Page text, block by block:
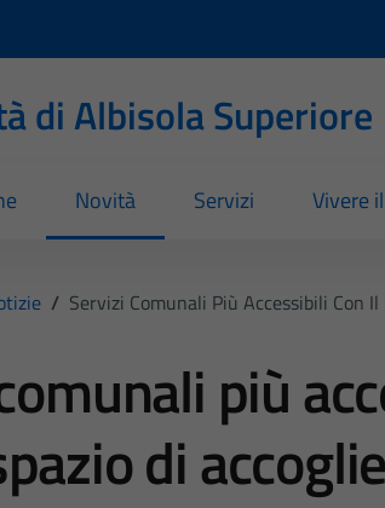
di Albisola Superiore
Novità Servizi Vivere
/ Servizi Comunali Più Accessibili Con
più
di